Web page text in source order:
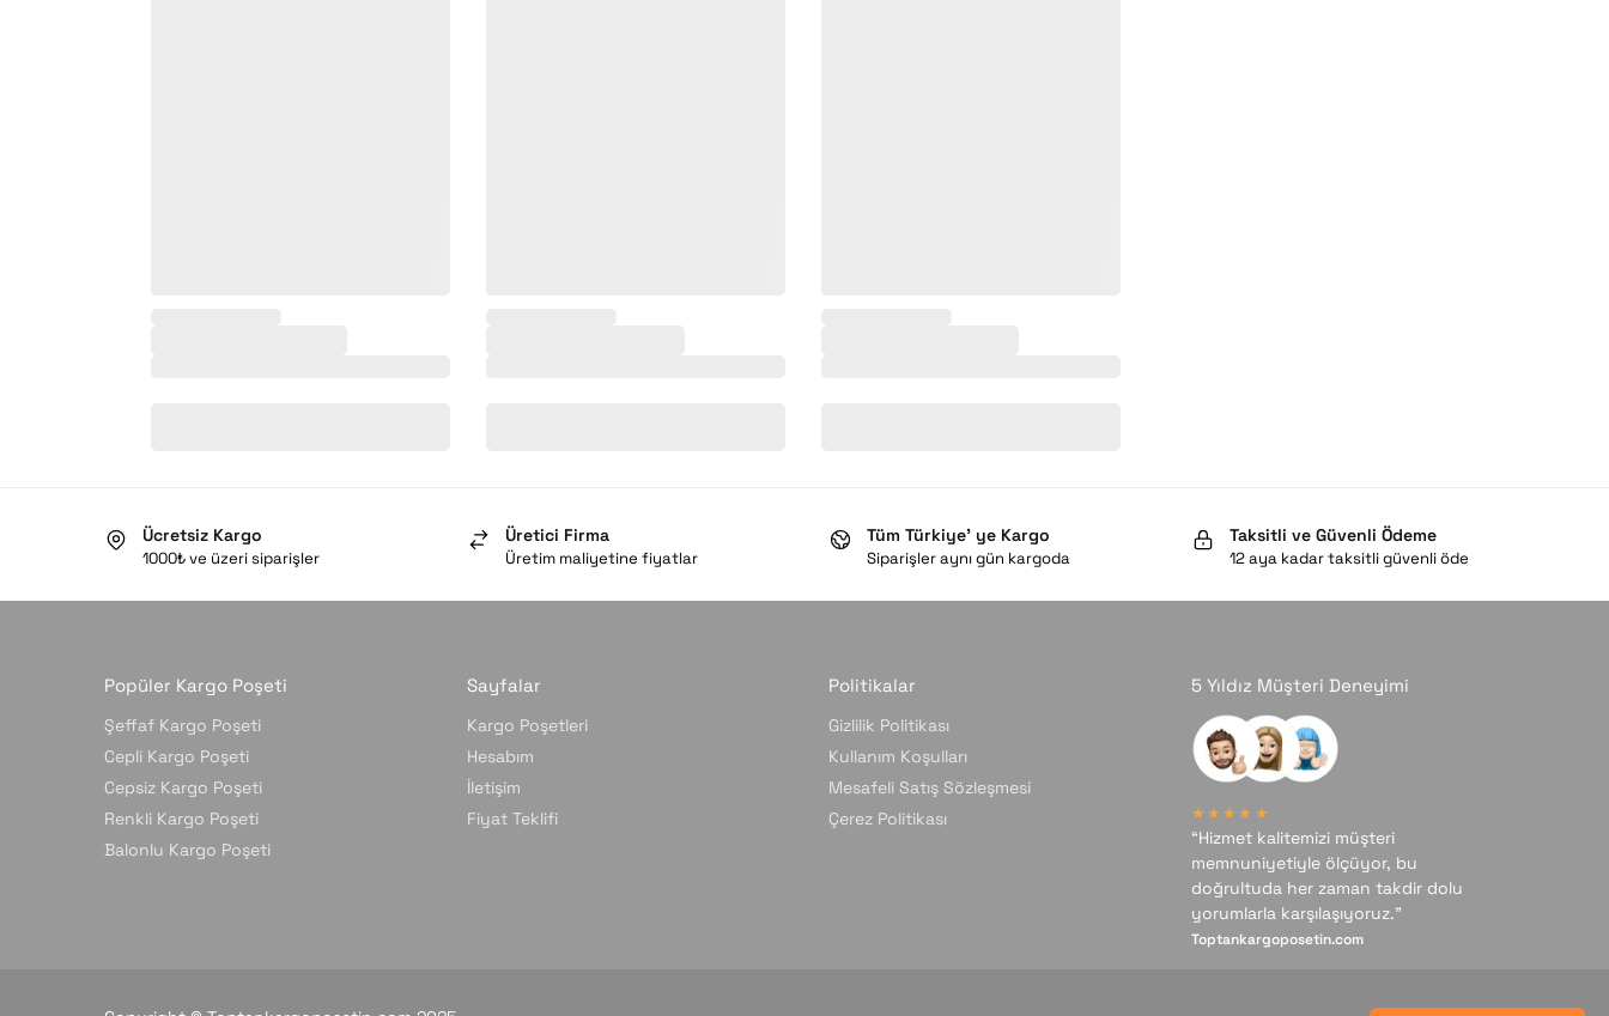
Ücretsiz Kargo
1000₺ ve üzeri siparişler
Üretici Firma
Üretim maliyetine fiyatlar
Tüm Türkiye’ ye Kargo
Siparişler aynı gün kargoda
Taksitli ve Güvenli Ödeme
12 aya kadar taksitli güvenli öde
Popüler Kargo Poşeti
Şeffaf Kargo Poşeti
Cepli Kargo Poşeti
Cepsiz Kargo Poşeti
Renkli Kargo Poşeti
Balonlu Kargo Poşeti
Sayfalar
Kargo Poşetleri
Hesabım
İletişim
Fiyat Teklifi
Politikalar
Gizlilik Politikası
Kullanım Koşulları
Mesafeli Satış Sözleşmesi
Çerez Politikası
5 Yıldız Müşteri Deneyimi
★★★★★
“Hizmet kalitemizi müşteri
memnuniyetiyle ölçüyor, bu
doğrultuda her zaman takdir dolu
yorumlarla karşılaşıyoruz.”
Toptankargoposetin.com